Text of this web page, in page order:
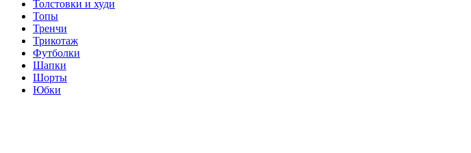
Толстовки и худи
Топы
Тренчи
Трикотаж
Футболки
Шапки
Шорты
Юбки